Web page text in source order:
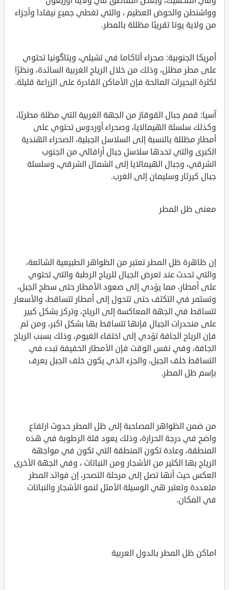
وواشنطن والحوض العظيم ، والتي تغطي جميع نيفادا وأجزاء
من ولاية يوتا تقريبًا مظللة بالمطر.
أمريكا الجنوبية: صحراء أتاكاما في تشيلي، وپتاگونيا تحتوي
على مطر مظلل، وذلك من خلال الرياح الغربية السائدة، ونظرًا
لكثرة البحيرات المالحة فإن الأماكن القادرة على الزراعة قليلة.
آسيا: قمم جبال القوقاز من الجهة الغربية التي مظلة مطريًا،
وكذلك سلسلة الهيمالايا، وصحراء أوردوس تحتوي على
أمطار مظللة بالنسبة إلى السلاسل الجبلية، الصحراء الهندية
الكبرى والتي تحدها سلاسل جبال أرافالي من الجنوب
الشرقي، وجبال الهيمالايا إلى الشمال الشرقي، وسلسلة
جبال كيرثار وسليمان إلى الغرب.
معنى ظل المطر
إن ظاهرة ظل المطر تعتبر من الظواهر الطبيعية الشائعة،
والتي تحدث عند تعرض الجبال للرياح الرطبة والتي تحتوي
على أمطار، مما يؤدي إلى صعود الأمطار حتى سطح الجبل،
وتستمر في التكثف حتى تتحول إلى أمطار تتساقط، والأسعار
تتساقط في الجهة المعاكسة إلى الرياح، وتركز بشكل كبير
على منحدرات الجبال فإنها تتساقط بها بشكل اكبر، ومن ثم
فإن الرياح الجافة تؤدي إلى اختفاء الغيوم، وذلك بسبب الرياح
الجافة، وفي نفس الوقت فإن الأمطار الخفيفة تبدء في
التساقط خلف الجبل، والجزء الذي يكون خلف الجبل يعرف
بإسم ظل المطر.
من ضمن الظواهر المصاحبة إلى ظل المطر حدوث ارتفاع
واضح في درجة الحرارة، وذلك يعود قلة الرطوبة في هذه
المنطقة، وعادة تكون المنطقة التي تكون في مواجهة
الرياح بها الكثير من الأشجار ومن النباتات ، وفي الجهة الأخرى
العكس حيث أنها تصل إلى مرحلة التصحر، إن فوائد المطر
متعددة وتعتبر هي الوسيلة الأمثل لنمو الأشجار والنباتات
في المكان.
اماكن ظل المطر بالدول العربية